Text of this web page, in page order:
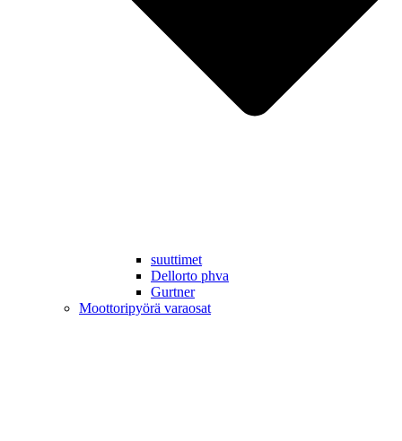
suuttimet
Dellorto phva
Gurtner
Moottoripyörä varaosat